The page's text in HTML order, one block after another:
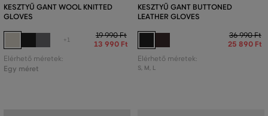
KESZTYŰ GANT WOOL KNITTED
GLOVES
+1
19 990 Ft
13 990 Ft
Elérhető méretek:
Egy méret
KESZTYŰ GANT BUTTONED
LEATHER GLOVES
36 990 Ft
25 890 Ft
Elérhető méretek:
S, M, L